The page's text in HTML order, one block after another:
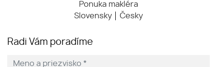
Ponuka makléra
Slovensky
Česky
Radi Vám poradíme